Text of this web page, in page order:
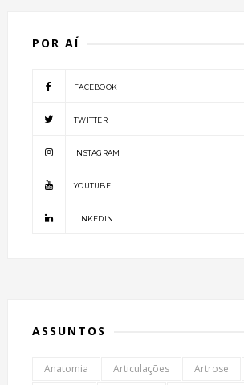
POR AÍ
FACEBOOK
TWITTER
INSTAGRAM
YOUTUBE
LINKEDIN
ASSUNTOS
Anatomia Articulações Artrose